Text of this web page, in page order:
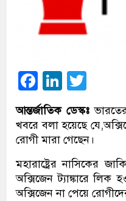
Facebook
LinkedIn
আন্তর্জাতিক ডেস্কঃ
খবরে বলা হয়েছে
রোগী মারা গেছেন।
মহারাষ্ট্রের নাসিকের
অক্সিজেন ট্যাঙ্কারে লিক
অক্সিজেন না পেয়ে রোগীদের